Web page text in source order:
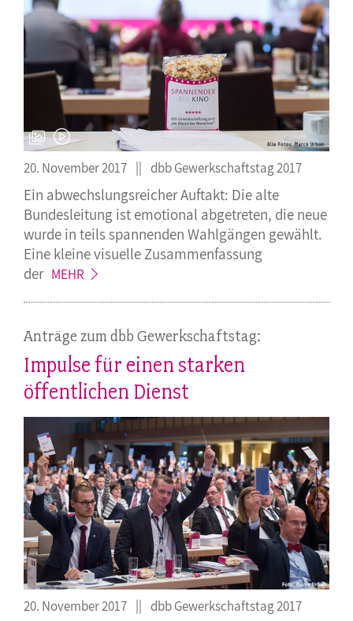
20. November 2017 dbb Gewerkschaftstag 2017
Ein abwechslungsreicher Auftakt: Die alte
Bundesleitung ist emotional abgetreten, die neue
wurde in teils spannenden Wahlgängen gewählt.
Eine kleine visuelle Zusammenfassung
der MEHR
Anträge zum dbb Gewerkschaftstag:
Impulse für einen starken
öffentlichen Dienst
20. November 2017 dbb Gewerkschaftstag 2017